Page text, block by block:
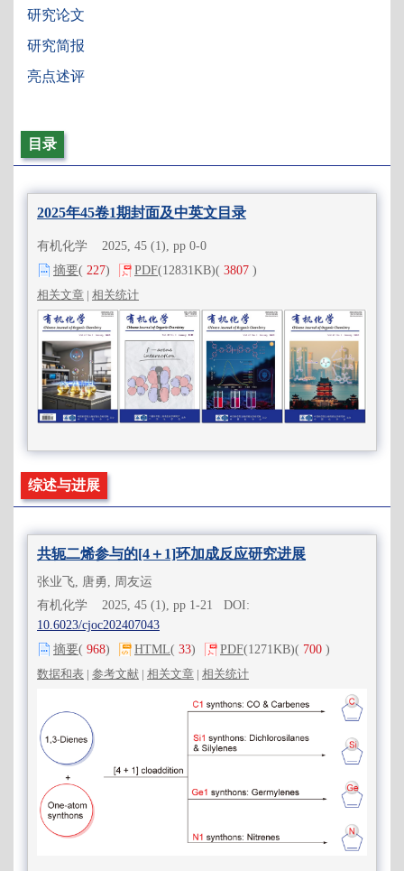
研究论文
研究简报
亮点述评
目录
2025年45卷1期封面及中英文目录
有机化学 2025, 45 (1), pp 0-0
摘要( 227) PDF(12831KB)( 3807 )
相关文章 | 相关统计
综述与进展
共轭二烯参与的[4＋1]环加成反应研究进展
张业飞, 唐勇, 周友运
有机化学 2025, 45 (1), pp 1-21 DOI:
10.6023/cjoc202407043
摘要( 968) HTML( 33) PDF(1271KB)( 700 )
数据和表 | 参考文献 | 相关文章 | 相关统计